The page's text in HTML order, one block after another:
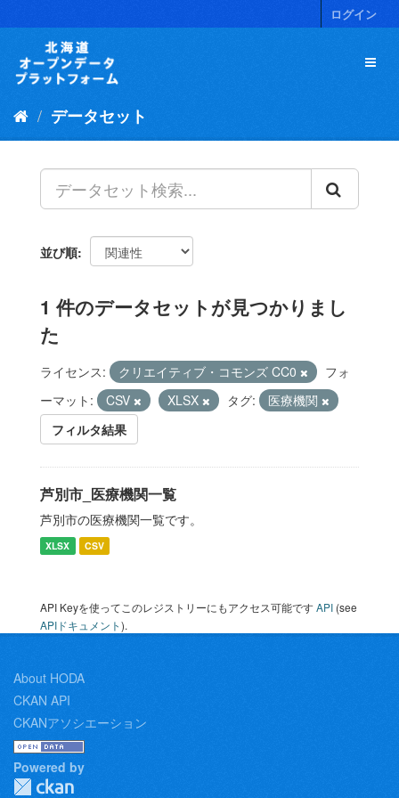
キ
ログイン
データセット
並び順
1 件のデータセットが見つかりまし
た
ライセンス: クリエイティブ・コモンズ CC0
フォ
ーマット:
CSV XLSX タグ:
医療機関
フィルタ結果
芦別市_医療機関一覧
芦別市の医療機関一覧です。
XLSX CSV
API Keyを使ってこのレジストリーにもアクセス可能ですAPI (see
APIドキュメント).
About HODA
CKAN API
CKANアソシエーション
Powered by